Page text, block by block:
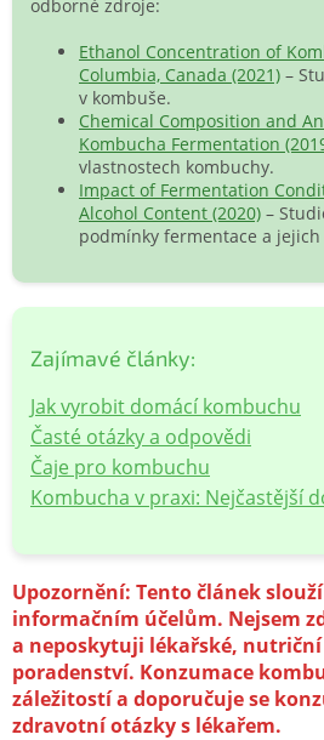
odborné zdroje:
Ethanol Concentration of
Columbia, Canada (2021) –
v kombuše.
Chemical Composition and
Kombucha Fermentation
vlastnostech kombuchy.
Impact of Fermentation
Alcohol Content (2020) –
podmínky fermentace a
Zajímavé články:
Jak vyrobit domácí kombuchu
Časté otázky a odpovědi
Čaje pro kombuchu
Kombucha v praxi: Nejčastější
Upozornění: Tento článek
informačním účelům. Nejsem
a neposkytuji lékařské,
poradenství. Konzumace
záležitostí a doporučuje se
zdravotní otázky s lékařem.